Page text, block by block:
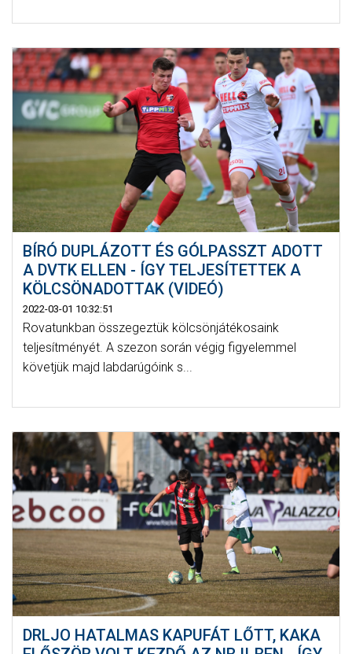
BÍRÓ DUPLÁZOTT ÉS GÓLPASSZT ADOTT
A DVTK ELLEN - ÍGY TELJESÍTETTEK A
KÖLCSÖNADOTTAK (VIDEÓ)
2022-03-01 10:32:51
Rovatunkban összegeztük kölcsönjátékosaink
teljesítményét. A szezon során végig figyelemmel
követjük majd labdarúgóink s...
DRLJO HATALMAS KAPUFÁT LŐTT, KAKA